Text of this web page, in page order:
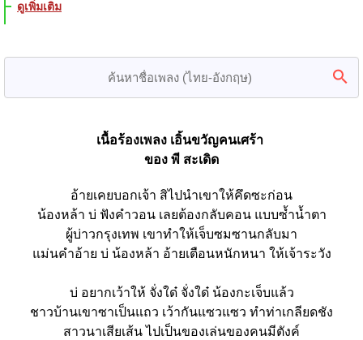
ดูเพิ่มเติม
เนื้อร้องเพลง เอิ้นขวัญคนเศร้า
ของ พี สะเดิด
อ้ายเคยบอกเจ้า สิไปนำเขาให้คึดซะก่อน
น้องหล้า บ่ ฟังคำวอน เลยต้องกลับคอน แบบซ้ำน้ำตา
ผู้บ่าวกรุงเทพ เขาทำให้เจ็บซมซานกลับมา
แม่นคำอ้าย บ่ น้องหล้า อ้ายเตือนหนักหนา ให้เจ้าระวัง
บ่ อยากเว้าให้ จั่งใด๋ จั่งใด๋ น้องกะเจ็บแล้ว
ชาวบ้านเขาซาเป็นแถว เว้ากันแซวแซว ทำท่าเกลียดชัง
สาวนาเสียเส้น ไปเป็นของเล่นของคนมีตังค์